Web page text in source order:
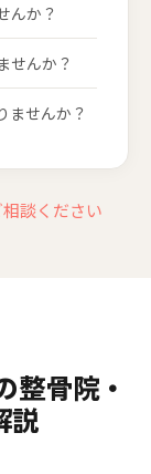
んか？
せんか？
ませんか？
談ください
骨院・
説